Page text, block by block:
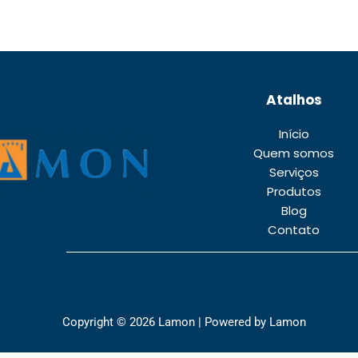
Atalhos
Início
Quem somos
Serviços
Produtos
Blog
Contato
Copyright © 2026 Lamon | Powered by Lamon